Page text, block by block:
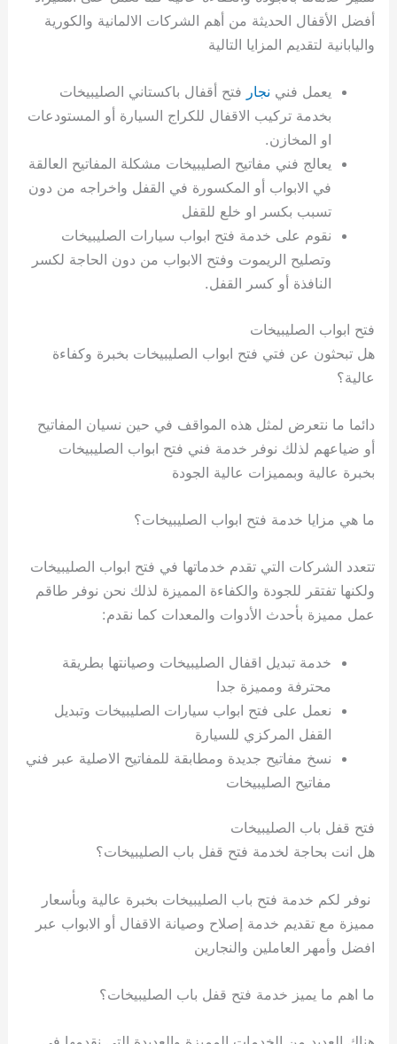
أفضل الأقفال الحديثة من أهم الشركات الالمانية والكورية
واليابانية لتقديم المزايا التالية
يعمل فني نجار فتح أقفال باكستاني الصليبيخات
بخدمة تركيب الاقفال للكراج السيارة أو المستودعات
او المخازن.
يعالج فني مفاتيح الصليبيخات مشكلة المفاتيح العالقة
في الابواب أو المكسورة في القفل واخراجه من دون
تسبب بكسر او خلع للقفل
نقوم على خدمة فتح ابواب سيارات الصليبيخات
وتصليح الريموت وفتح الابواب من دون الحاجة لكسر
النافذة أو كسر القفل.
فتح ابواب الصليبيخات
هل تبحثون عن فتي فتح ابواب الصليبيخات بخبرة وكفاءة
عالية؟
دائما ما نتعرض لمثل هذه المواقف في حين نسيان المفاتيح
أو ضياعهم لذلك نوفر خدمة فني فتح ابواب الصليبيخات
بخبرة عالية وبمميزات عالية الجودة
ما هي مزايا خدمة فتح ابواب الصليبيخات؟
تتعدد الشركات التي تقدم خدماتها في فتح ابواب الصليبيخات
ولكنها تفتقر للجودة والكفاءة المميزة لذلك نحن نوفر طاقم
عمل مميزة بأحدث الأدوات والمعدات كما نقدم:
خدمة تبديل اقفال الصليبيخات وصيانتها بطريقة
محترفة ومميزة جدا
نعمل على فتح ابواب سيارات الصليبيخات وتبديل
القفل المركزي للسيارة
نسخ مفاتيح جديدة ومطابقة للمفاتيح الاصلية عبر فني
مفاتيح الصليبيخات
فتح قفل باب الصليبيخات
هل انت بحاجة لخدمة فتح قفل باب الصليبيخات؟
نوفر لكم خدمة فتح باب الصليبيخات بخبرة عالية وبأسعار
مميزة مع تقديم خدمة إصلاح وصيانة الاقفال أو الابواب عبر
افضل وأمهر العاملين والنجارين
ما اهم ما يميز خدمة فتح قفل باب الصليبيخات؟